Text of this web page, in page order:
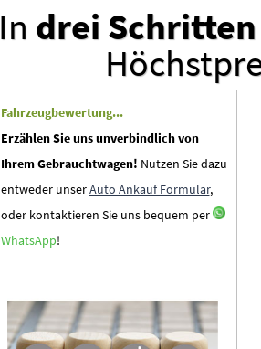
In drei Schritten
Fahrzeugbewertung...
Erzählen Sie uns unverbindlich von
Ihrem Gebrauchtwagen! Nutzen Sie dazu
entweder unserAuto Ankauf Formular,
oder kontaktieren Sie uns bequem per
WhatsApp!